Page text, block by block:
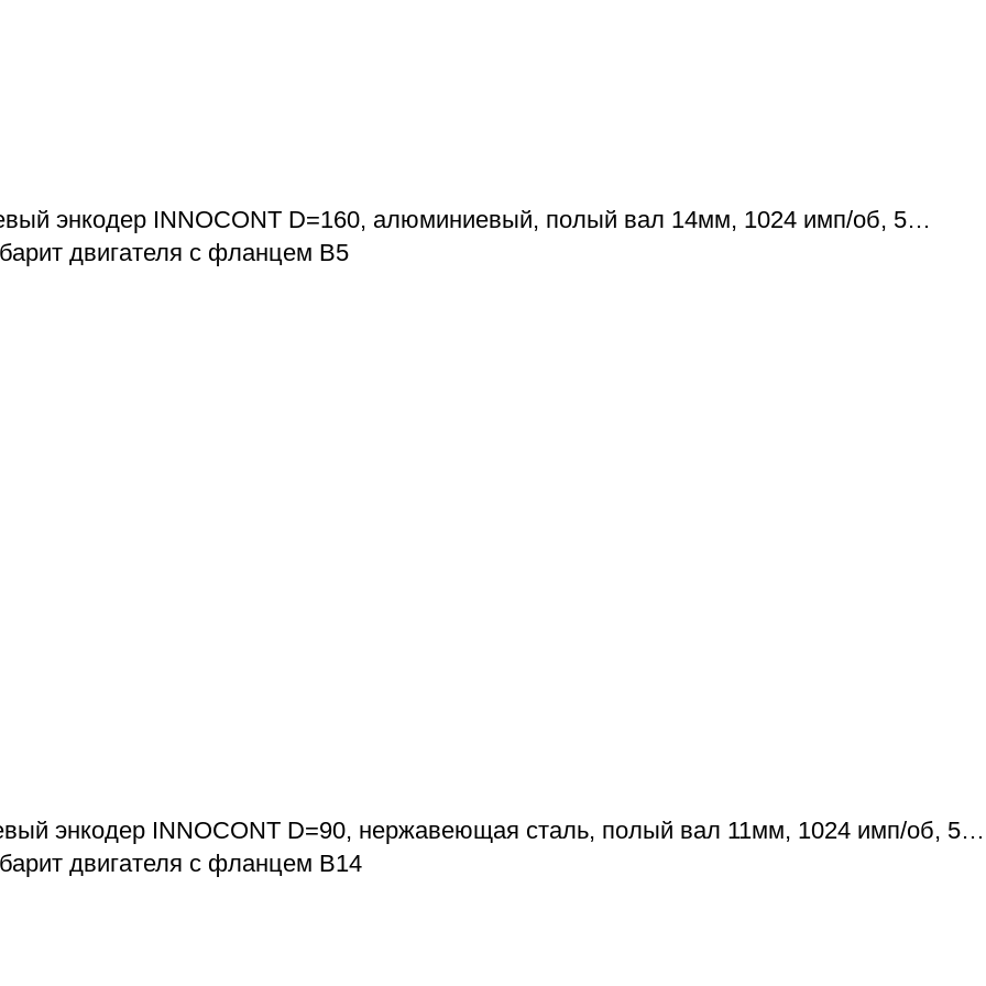
энкодер INNOCONT D=160, алюминиевый, полый вал 14мм, 1024 имп/об, 5…
двигателя с фланцем B5
энкодер INNOCONT D=90, нержавеющая сталь, полый вал 11мм, 1024 имп/об, 5…
двигателя с фланцем B14